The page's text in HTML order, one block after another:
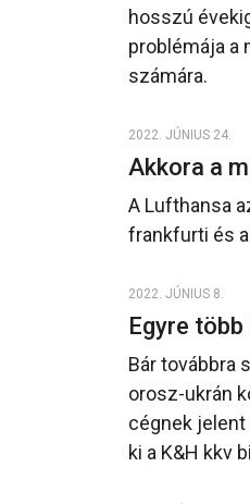
hosszú
problémája a
számára.
2022. JÚNIUS 24.
Akkora a
A Lufthansa
frankfurti és
2022. JÚNIUS 8.
Egyre
Bár továbbra
orosz-ukrán
cégnek
ki a K&H kkv